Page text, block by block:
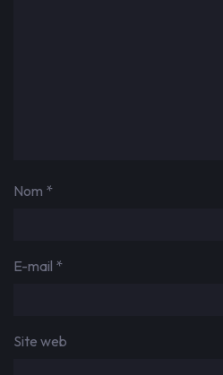
Nom *
E-mail *
Site web